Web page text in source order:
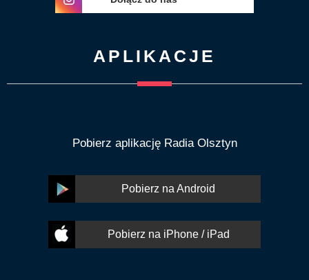
APLIKACJE
Pobierz aplikację Radia Olsztyn
Pobierz na Android
Pobierz na iPhone / iPad